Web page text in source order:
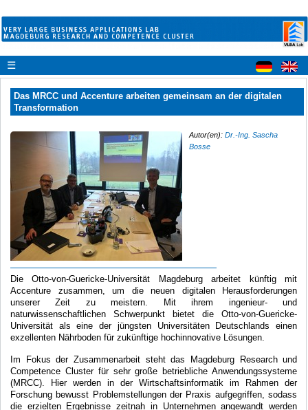
☰
Das MRCC und Accenture arbeiten gemeinsam an der digitalen
Transformation
Autor(en): Dr.-Ing. Sascha
Bosse
Die Otto-von-Guericke-Universität Magdeburg arbeitet künftig mit
Accenture zusammen, um die neuen digitalen Herausforderungen
unserer Zeit zu meistern. Mit ihrem ingenieur- und
naturwissenschaftlichen Schwerpunkt bietet die Otto-von-Guericke-
Universität als eine der jüngsten Universitäten Deutschlands einen
exzellenten Nährboden für zukünftige hochinnovative Lösungen.
Im Fokus der Zusammenarbeit steht das Magdeburg Research und
Competence Cluster für sehr große betriebliche Anwendungssysteme
(MRCC). Hier werden in der Wirtschaftsinformatik im Rahmen der
Forschung bewusst Problemstellungen der Praxis aufgegriffen, sodass
die erzielten Ergebnisse zeitnah in Unternehmen angewandt werden